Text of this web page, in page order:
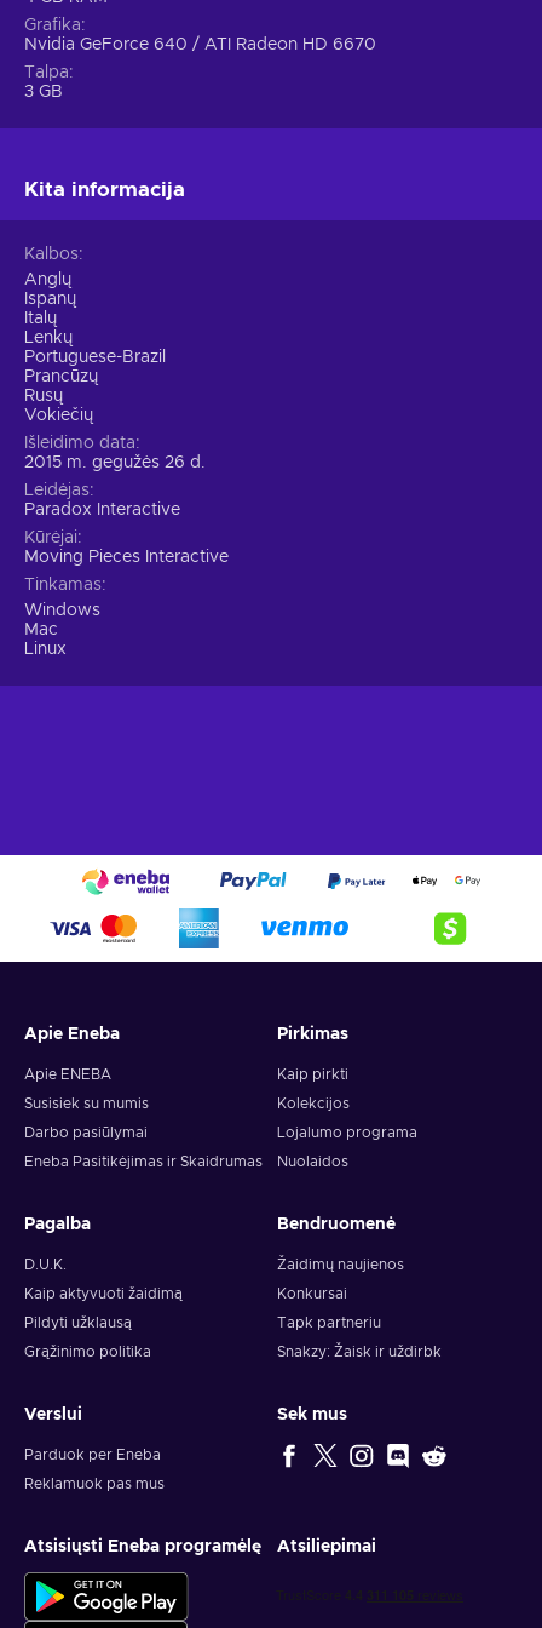
veiksmas stebimas iš viršaus
iš viršaus;
žema Magicka 2 (PC) kaina.
Grafika
Nvidia GeForce 640 / ATI Radeon HD 6670
Talpa
3 GB
Kita informacija
Kalbos
Anglų
Ispanų
Italų
Lenkų
Portuguese-Brazil
Prancūzų
Rusų
Vokiečių
Išleidimo data
2015 m. gegužės 26 d.
Leidėjas
Paradox Interactive
Kūrėjai
Moving Pieces Interactive
Tinkamas
Windows
Mac
Linux
Apie Eneba
Apie ENEBA
Susisiek su mumis
Darbo pasiūlymai
Eneba Pasitikėjimas ir Skaidrumas
Pirkimas
Kaip pirkti
Kolekcijos
Lojalumo programa
Nuolaidos
Pagalba
D.U.K.
Kaip aktyvuoti žaidimą
Pildyti užklausą
Grąžinimo politika
Bendruomenė
Žaidimų naujienos
Konkursai
Tapk partneriu
Snakzy: Žaisk ir uždirbk
Verslui
Parduok per Eneba
Reklamuok pas mus
Sek mus
Atsisiųsti Eneba programėlę Atsiliepimai